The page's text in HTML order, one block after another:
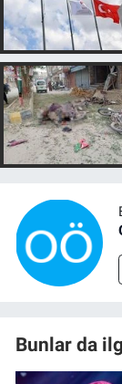
Bunlar da